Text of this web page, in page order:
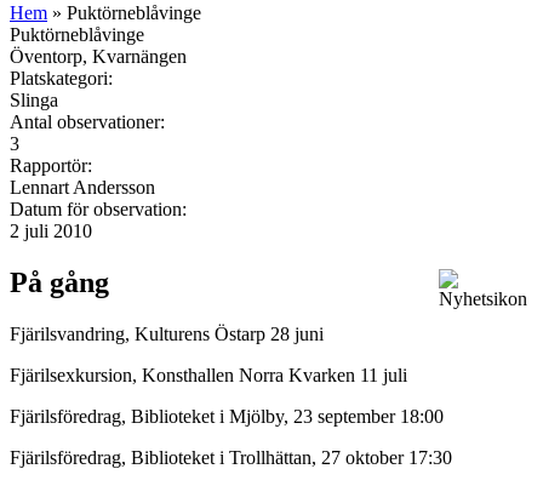
Hem » Puktörneblåvinge
Puktörneblåvinge
Öventorp, Kvarnängen
Platskategori:
Slinga
Antal observationer:
3
Rapportör:
Lennart Andersson
Datum för observation:
2 juli 2010
På gång
Fjärilsvandring, Kulturens Östarp 28 juni
Fjärilsexkursion, Konsthallen Norra Kvarken 11 juli
Fjärilsföredrag, Biblioteket i Mjölby, 23 september 18:00
Fjärilsföredrag, Biblioteket i Trollhättan, 27 oktober 17:30